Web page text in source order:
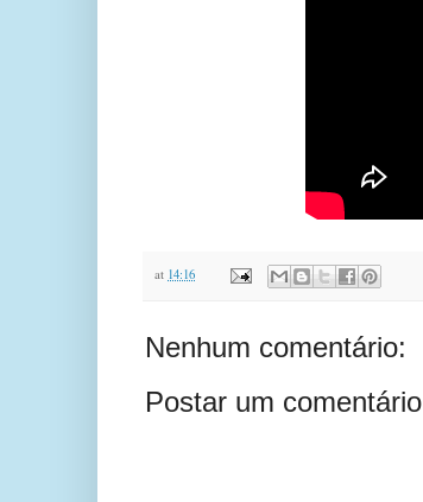
at 14:16
Nenhum comentário:
Postar um comentário